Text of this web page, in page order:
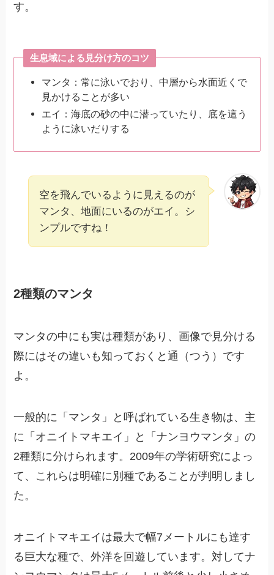
す。
生息域による見分け方のコツ
マンタ：常に泳いでおり、中層から水面近くで
見かけることが多い
エイ：海底の砂の中に潜っていたり、底を這う
ように泳いだりする
空を飛んでいるように見えるのが
マンタ、地面にいるのがエイ。シ
ンプルですね！
2種類のマンタ
マンタの中にも実は種類があり、画像で見分ける
際にはその違いも知っておくと通（つう）です
よ。
一般的に「マンタ」と呼ばれている生き物は、主
に「オニイトマキエイ」と「ナンヨウマンタ」の
2種類に分けられます。2009年の学術研究によっ
て、これらは明確に別種であることが判明しまし
た。
オニイトマキエイは最大で幅7メートルにも達す
る巨大な種で、外洋を回遊しています。対してナ